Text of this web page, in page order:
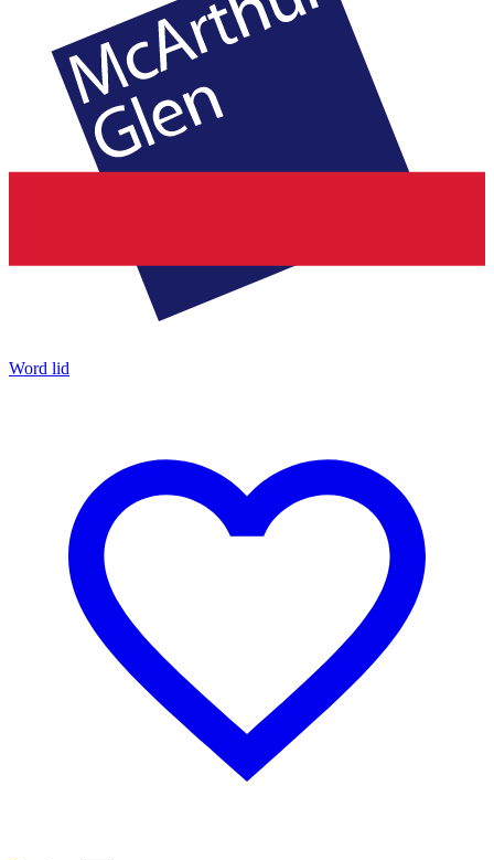
Word lid